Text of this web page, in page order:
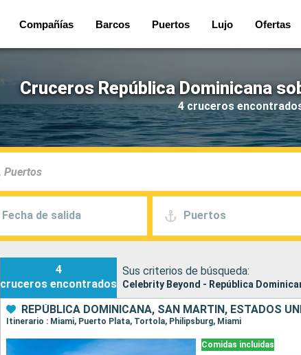
Compañías Barcos Puertos Lujo Ofertas
Cruceros República Dominicana
4 cruceros
Fecha de salida Puertos
4
cruceros encontrados
Sus criterios de búsqueda:
Celebrity Beyond - República
REPÚBLICA DOMINICANA, SAN MARTÍN, ESTADOS
Itinerario : Miami, Puerto Plata, Tortola, Philipsburg, Miami
Comidas incluidas